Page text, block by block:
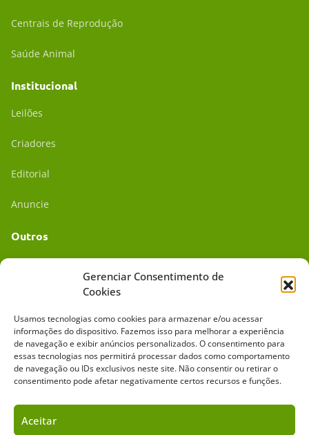
Gerenciar Consentimento de
Cookies
Usamos tecnologias como cookies para armazenar e/ou acessar
informações do dispositivo. Fazemos isso para melhorar a experiência
de navegação e exibir anúncios personalizados. O consentimento para
essas tecnologias nos permitirá processar dados como comportamento
de navegação ou IDs exclusivos neste site. Não consentir ou retirar o
consentimento pode afetar negativamente certos recursos e funções.
Aceitar
Centrais de Reprodução
Saúde Animal
Institucional
Leilões
Criadores
Editorial
Anuncie
Outros
Mídia Kit